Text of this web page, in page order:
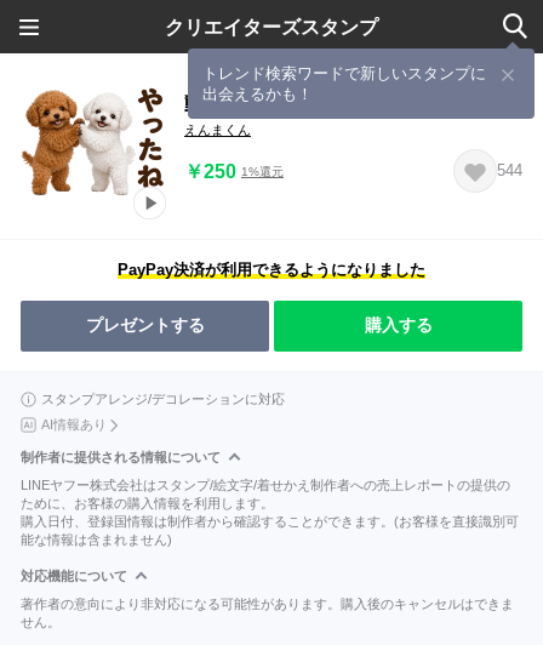
クリエイターズスタンプ
トレンド検索ワードで新しいスタンプに
出会えるかも！
動く！かわいい♡トイプードル
えんまくん
￥250 1%還元 544
PayPay決済が利用できるようになりました
プレゼントする 購入する
スタンプアレンジ/デコレーションに対応
AI情報あり
制作者に提供される情報について
LINEヤフー株式会社はスタンプ/絵文字/着せかえ制作者への売上レポートの提供の
ために、お客様の購入情報を利用します。
購入日付、登録国情報は制作者から確認することができます。(お客様を直接識別可
能な情報は含まれません)
対応機能について
著作者の意向により非対応になる可能性があります。購入後のキャンセルはできま
せん。